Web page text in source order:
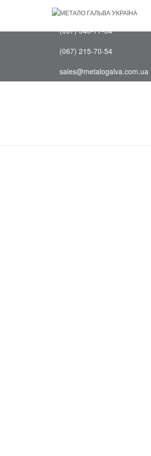
(097) 202-75-88
(067) 540-77-84
(067) 215-70-54
sales@metalogalva.com.ua